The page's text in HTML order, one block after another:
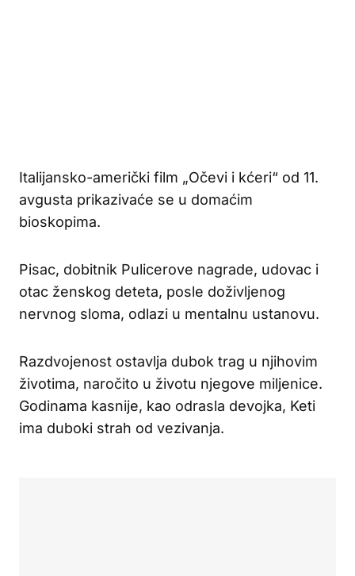
Italijansko-američki film „Očevi i kćeri“ od 11.
avgusta prikazivaće se u domaćim
bioskopima.
Pisac, dobitnik Pulicerove nagrade, udovac i
otac ženskog deteta, posle doživljenog
nervnog sloma, odlazi u mentalnu ustanovu.
Razdvojenost ostavlja dubok trag u njihovim
životima, naročito u životu njegove miljenice.
Godinama kasnije, kao odrasla devojka, Keti
ima duboki strah od vezivanja.